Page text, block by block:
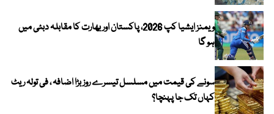
ویمنز ایشیا کپ 2026، پاکستان اور بھارت کا مقابلہ دبئی میں
ہو گا
سونے کی قیمت میں مسلسل تیسرے روز بڑا اضافہ ، فی تولہ ریٹ
کہاں تک جا پہنچا؟